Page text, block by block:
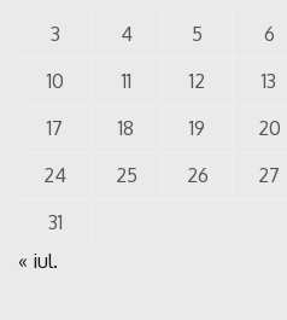
3
4 5 6
10
11 12 13
17
18 19 20
24
25 26 27
31
« iul.